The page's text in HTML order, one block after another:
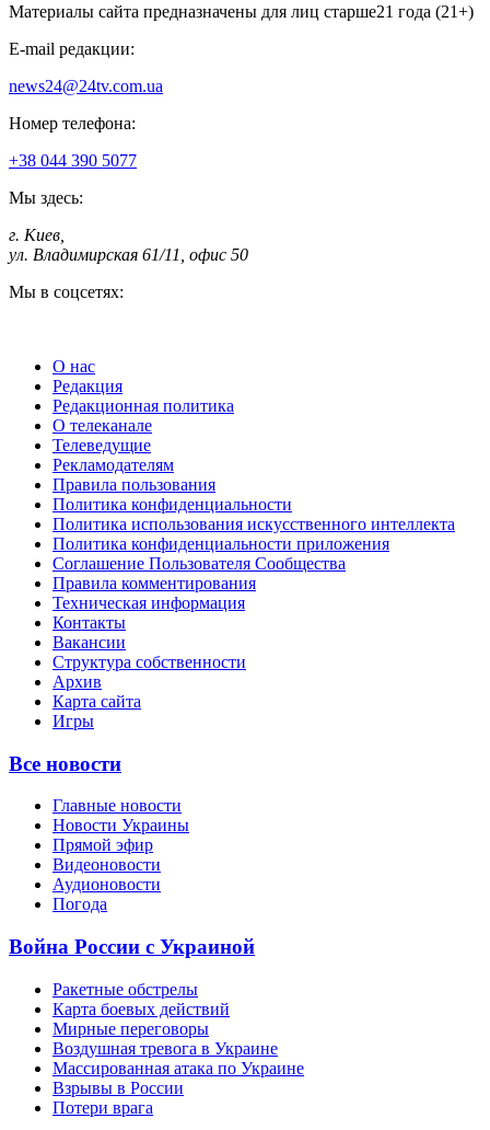
Материалы сайта предназначены для лиц старше21 года (21+)
E-mail редакции:
news24@24tv.com.ua
Номер телефона:
+38 044 390 5077
Мы здесь:
г. Киев
ул. Владимирская 61/11, офис 50
Мы в соцсетях:
О нас
Редакция
Редакционная политика
О телеканале
Телеведущие
Рекламодателям
Правила пользования
Политика конфиденциальности
Политика использования искусственного интеллекта
Политика конфиденциальности приложения
Соглашение Пользователя Сообщества
Правила комментирования
Техническая информация
Контакты
Вакансии
Структура собственности
Архив
Карта сайта
Игры
Все новости
Главные новости
Новости Украины
Прямой эфир
Видеоновости
Аудионовости
Погода
Война России с Украиной
Ракетные обстрелы
Карта боевых действий
Мирные переговоры
Воздушная тревога в Украине
Массированная атака по Украине
Взрывы в России
Потери врага